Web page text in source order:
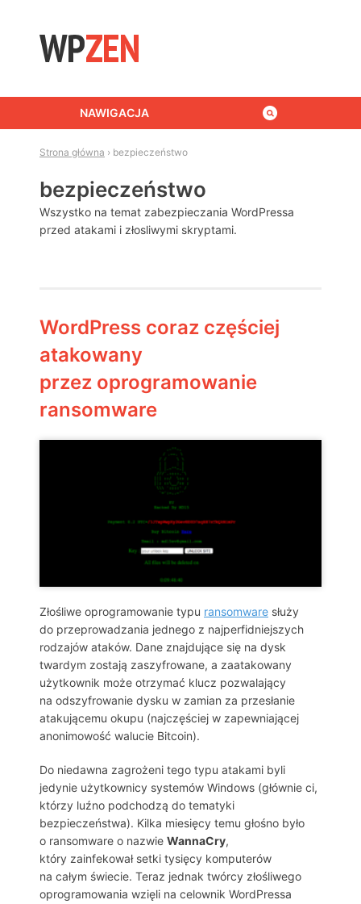
NAWIGACJA
Strona główna › bezpieczeństwo
bezpieczeństwo
Wszystko na temat zabezpieczania WordPressa
przed atakami i złosliwymi skryptami.
WordPress coraz częściej
atakowany
przez oprogramowanie
ransomware
Złośliwe oprogramowanie typu ransomware służy
do przeprowadzania jednego z najperfidniejszych
rodzajów ataków. Dane znajdujące się na dysk
twardym zostają zaszyfrowane, a zaatakowany
użytkownik może otrzymać klucz pozwalający
na odszyfrowanie dysku w zamian za przesłanie
atakującemu okupu (najczęściej w zapewniającej
anonimowość walucie Bitcoin).
Do niedawna zagrożeni tego typu atakami byli
jedynie użytkownicy systemów Windows (głównie ci,
którzy luźno podchodzą do tematyki
bezpieczeństwa). Kilka miesięcy temu głośno było
o ransomware o nazwie WannaCry,
który zainfekował setki tysięcy komputerów
na całym świecie. Teraz jednak twórcy złośliwego
oprogramowania wzięli na celownik WordPressa